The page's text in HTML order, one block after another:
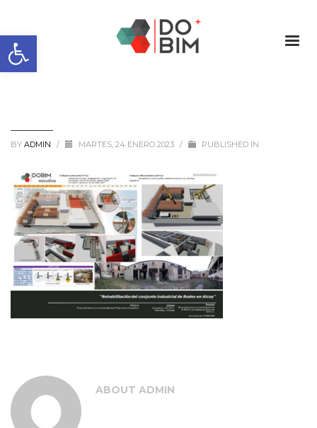
Abrir barra de herramientas
BY ADMIN / MARTES, 24 ENERO 2023 / PUBLISHED IN
ABOUT ADMIN